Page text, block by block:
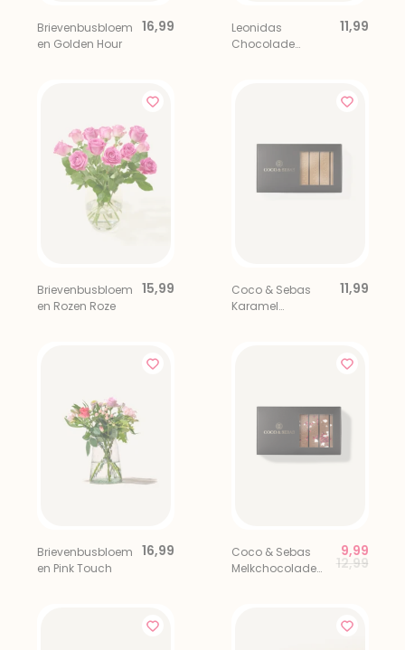
Brievenbusbloem
en Golden Hour
16,99
Leonidas
Chocolade
11,99
Brievenbusbloem
en Rozen Roze
15,99
Coco & Sebas
Karamel
11,99
Brievenbusbloem
en Pink Touch
16,99
Coco & Sebas
Melkchocolade
Price
12,99to
9,99